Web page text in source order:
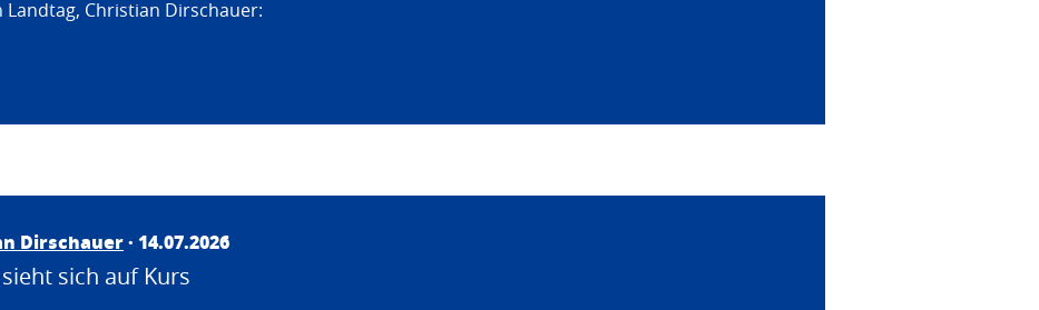
Christian Dirschauer:
Dirschauer· 14.07.2026
sich auf Kurs